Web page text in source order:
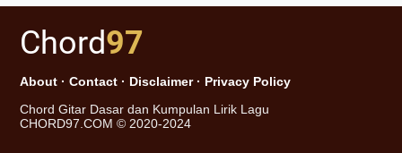
Chord97
About · Contact · Disclaimer· Privacy Policy
Chord Gitar Dasar dan Kumpulan Lirik Lagu
CHORD97.COM © 2020-2024